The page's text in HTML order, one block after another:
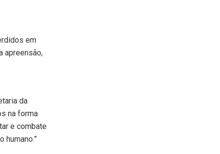
em
apreensão,
da
na forma
e combate
humano.”